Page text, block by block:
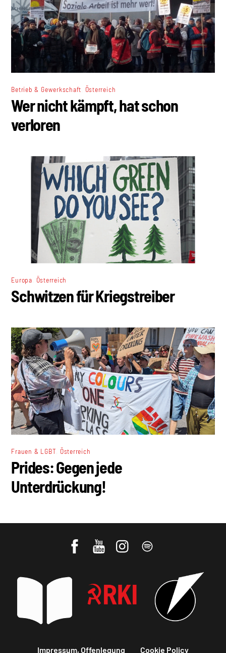
Betrieb & Gewerkschaft Österreich
Wer nicht kämpft, hat schon
verloren
Europa Österreich
Schwitzen für Kriegstreiber
Frauen & LGBT Österreich
Prides: Gegen jede
Unterdrückung!
Impressum, Offenlegung Cookie Policy